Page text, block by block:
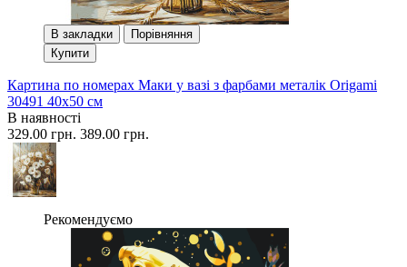
В закладки
Порівняння
Купити
Картина по номерах Маки у вазі з фарбами металік Origami
30491 40x50 см
В наявності
329.00 грн. 389.00 грн.
Рекомендуємо